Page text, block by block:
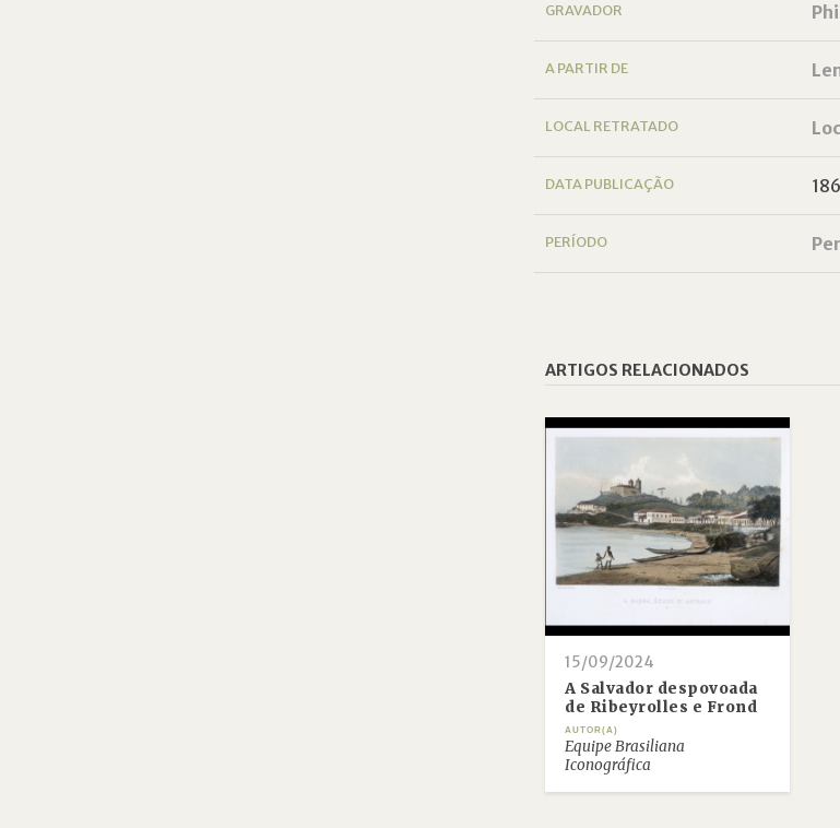
GRAVADOR
A PARTIR DE
LOCAL RETRATADO
DATA PUBLICAÇÃO
PERÍODO
ARTIGOS RELACIONADOS
15/09/2024
A Salvador despovoada
de Ribeyrolles e Frond
AUTOR(A)
Equipe Brasiliana
Iconográfica